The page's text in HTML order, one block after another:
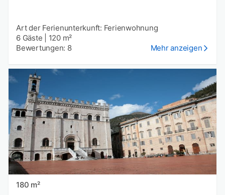
Art der Ferienunterkunft: Ferienwohnung
6 Gäste
120 m²
Bewertungen: 8
Mehr anzeigen
180 m²